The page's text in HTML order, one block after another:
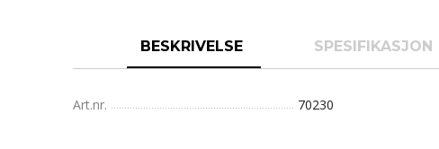
BESKRIVELSE SPESIFIKASJON
Art.nr. 70230